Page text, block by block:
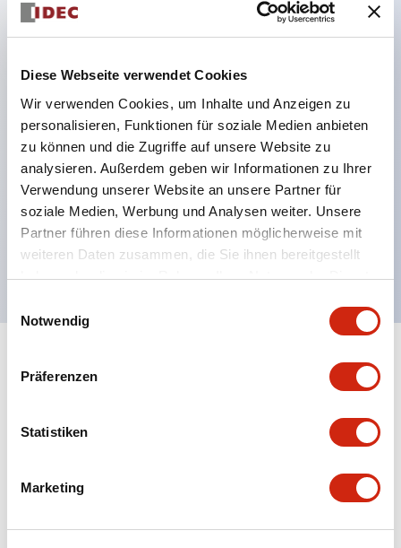
Diese Webseite verwendet Cookies
Wir verwenden Cookies, um Inhalte und Anzeigen zu
personalisieren, Funktionen für soziale Medien anbieten
zu können und die Zugriffe auf unsere Website zu
analysieren. Außerdem geben wir Informationen zu Ihrer
Verwendung unserer Website an unsere Partner für
soziale Medien, Werbung und Analysen weiter. Unsere
Partner führen diese Informationen möglicherweise mit
weiteren Daten zusammen, die Sie ihnen bereitgestellt
haben oder die sie im Rahmen Ihrer Nutzung der Dienste
Notwendig
Präferenzen
Statistiken
Marketing
beschädigt wird,
Pushlock-Dreh-Reset und Push-Pull-
Dualfunktionen in derselben Einheit integriert,
Direktöffnungsmechanismus (IEC60947-5-5,
IEC60947-5-1, Anhang K),
Schutzart IP65, IP67, (IEC60529) und IP69K
(ISO20653),
Löt- oder Leiterplattenanschlussoptionen,
UL NISD zugelassen, c-UL zugelassen, EN
konform
Spezifikationen Alle erweitern+